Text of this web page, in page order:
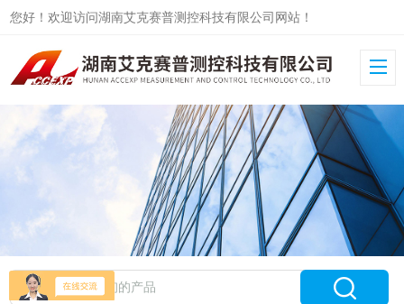
您好！欢迎访问湖南艾克赛普测控科技有限公司网站！